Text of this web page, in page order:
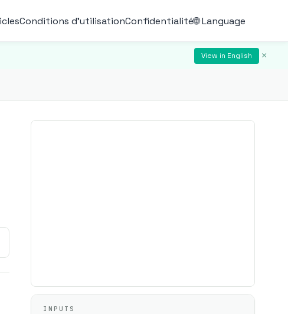
Conditions d'utilisationConfidentialité🌐 Language
View in English ×
INPUTS